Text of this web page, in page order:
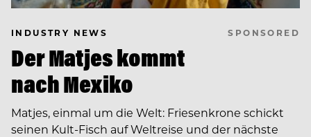
INDUSTRY NEWS SPONSORED
Der Matjes kommt
nach Mexiko
Matjes, einmal um die Welt: Friesenkrone schickt
seinen Kult-Fisch auf Weltreise und der nächste